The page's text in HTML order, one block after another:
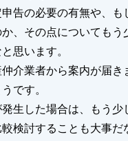
告の必要の有無や、
、その点についても
思います。
介業者から案内が届
です。
生した場合は、もう少
検討することも大事だ